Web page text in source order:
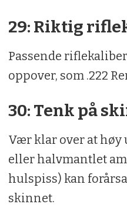
29: Riktig
Passende
oppover, som .222
30: Tenk på
Vær klar over at høy
eller halvmantlet
hulspiss) kan
skinnet.